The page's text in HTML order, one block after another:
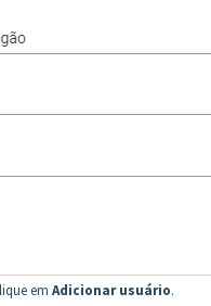
em Adicionar usuário.